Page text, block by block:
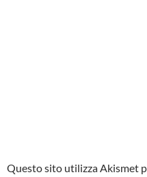
Questo sito utilizza Akismet